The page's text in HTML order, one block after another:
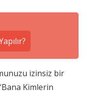
izinsiz bir
Kimlerin